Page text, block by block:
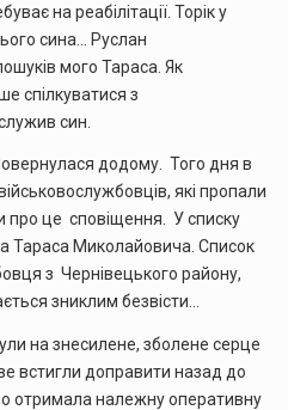
на реабілітації. Торік у
сина… Руслан
мого Тараса. Як
спілкуватися з
син.
додому. Того дня в
які пропали
про це сповіщення. У списку
Тараса Миколайовича. Список
з Чернівецького району,
зниклим безвісти…
на знесилене, зболене серце
встигли доправити назад до
отримала належну оперативну